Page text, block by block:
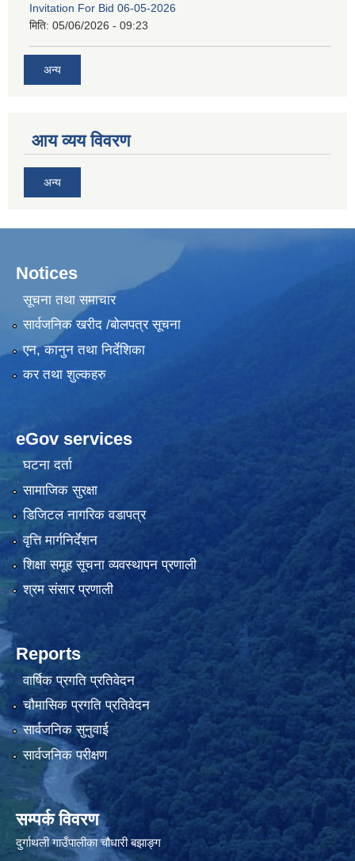
Invitation For Bid 06-05-2026
मिति: 05/06/2026 - 09:23
अन्य
आय व्यय विवरण
अन्य
Notices
सूचना तथा समाचार
सार्वजनिक खरीद /बोलपत्र सूचना
एन, कानुन तथा निर्देशिका
कर तथा शुल्कहरु
eGov services
घटना दर्ता
सामाजिक सुरक्षा
डिजिटल नागरिक वडापत्र
वृत्ति मार्गनिर्देशन
शिक्षा समूह सूचना व्यवस्थापन प्रणाली
श्रम संसार प्रणाली
Reports
वार्षिक प्रगति प्रतिवेदन
चौमासिक प्रगति प्रतिवेदन
सार्वजनिक सुनुवाई
सार्वजनिक परीक्षण
सम्पर्क विवरण
दुर्गाथली गाउँपालीका चौधारी बझाङ्ग